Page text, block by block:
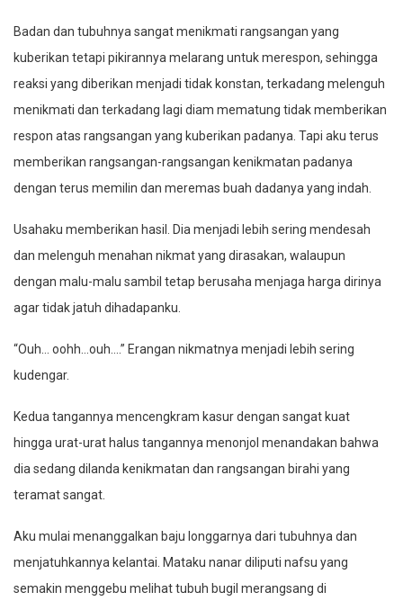
Badan dan tubuhnya sangat menikmati rangsangan yang
kuberikan tetapi pikirannya melarang untuk merespon, sehingga
reaksi yang diberikan menjadi tidak konstan, terkadang melenguh
menikmati dan terkadang lagi diam mematung tidak memberikan
respon atas rangsangan yang kuberikan padanya. Tapi aku terus
memberikan rangsangan-rangsangan kenikmatan padanya
dengan terus memilin dan meremas buah dadanya yang indah.
Usahaku memberikan hasil. Dia menjadi lebih sering mendesah
dan melenguh menahan nikmat yang dirasakan, walaupun
dengan malu-malu sambil tetap berusaha menjaga harga dirinya
agar tidak jatuh dihadapanku.
“Ouh… oohh…ouh….” Erangan nikmatnya menjadi lebih sering
kudengar.
Kedua tangannya mencengkram kasur dengan sangat kuat
hingga urat-urat halus tangannya menonjol menandakan bahwa
dia sedang dilanda kenikmatan dan rangsangan birahi yang
teramat sangat.
Aku mulai menanggalkan baju longgarnya dari tubuhnya dan
menjatuhkannya kelantai. Mataku nanar diliputi nafsu yang
semakin menggebu melihat tubuh bugil merangsang di